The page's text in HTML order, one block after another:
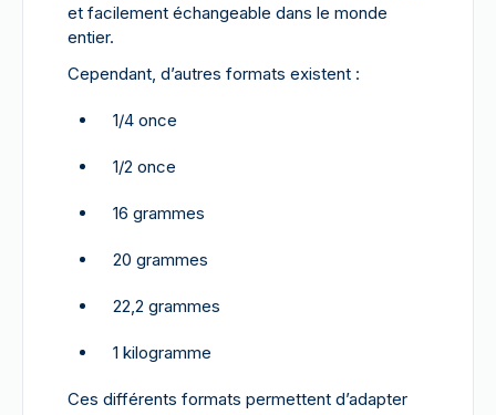
et facilement échangeable dans le monde
entier.
Cependant, d’autres formats existent :
1/4 once
1/2 once
16 grammes
20 grammes
22,2 grammes
1 kilogramme
Ces différents formats permettent d’adapter